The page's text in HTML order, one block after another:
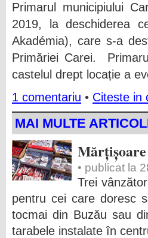
Primarul municipiului
2019, la deschiderea
Akadémia), care s-a
Primăriei Carei.
castelul drept locație a
1 comentariu • Citeste in
MAI MULTE
• publicat la
Trei
pentru cei care doresc
tocmai din Buzău sau
tarabele instalate în